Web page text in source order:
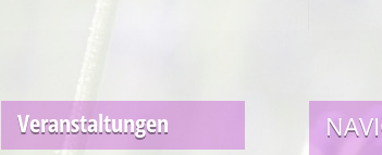
Veranstaltungen